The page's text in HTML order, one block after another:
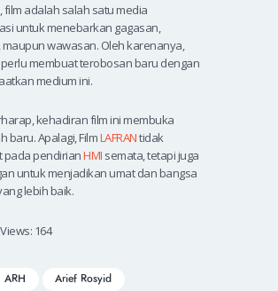
film adalah salah satu media
untuk menebarkan gagasan,
maupun wawasan. Oleh karenanya,
membuat terobosan baru dengan
medium ini.
kehadiran film ini membuka
baru. Apalagi, FilmLAFRANtidak
pada pendirianHMI semata, tetapi juga
untuk menjadikan umat dan bangsa
lebih baik.
164
ARH
Arief Rosyid